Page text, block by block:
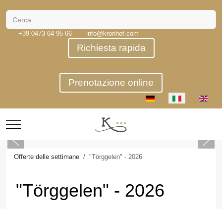
Cerca
+39 0473 64 95 66 info@kronhof.com
Richiesta rapida
Prenotazione online
Seleziona la tua lingua
Mobile Menu Toggle
Offerte delle settimane "Törggelen" - 2026
"Törggelen" - 2026